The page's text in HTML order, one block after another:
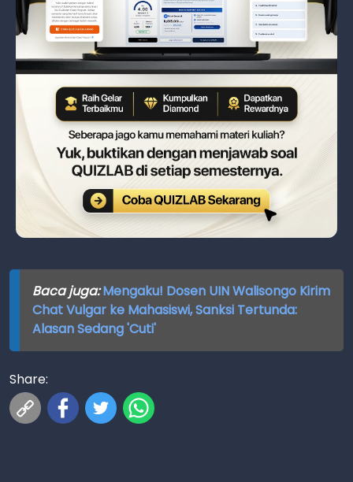
Baca juga:Mengaku! Dosen UIN Walisongo Kirim
Chat Vulgar ke Mahasiswi, Sanksi Tertunda:
Alasan Sedang 'Cuti'
Share: